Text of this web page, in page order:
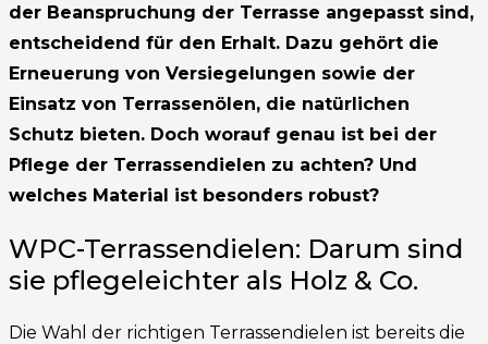
der Beanspruchung der Terrasse angepasst sind,
entscheidend für den Erhalt. Dazu gehört die
Erneuerung von Versiegelungen sowie der
Einsatz von Terrassenölen, die natürlichen
Schutz bieten. Doch worauf genau ist bei der
Pflege der Terrassendielen zu achten? Und
welches Material ist besonders robust?
WPC-Terrassendielen: Darum sind
sie pflegeleichter als Holz & Co.
Die Wahl der richtigen Terrassendielen ist bereits die